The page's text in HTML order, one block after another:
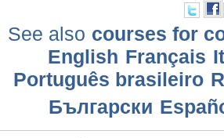
See also courses for
English Français
Português brasileiro
Български